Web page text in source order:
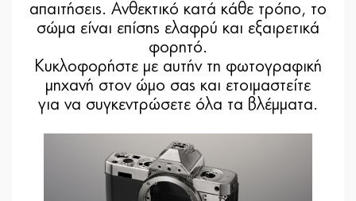
απαιτήσεις. Ανθεκτικό κατά κάθε τρόπο, το
σώμα είναι επίσης ελαφρύ και εξαιρετικά
φορητό.
Κυκλοφορήστε με αυτήν τη φωτογραφική
μηχανή στον ώμο σας και ετοιμαστείτε
για να συγκεντρώσετε όλα τα βλέμματα.